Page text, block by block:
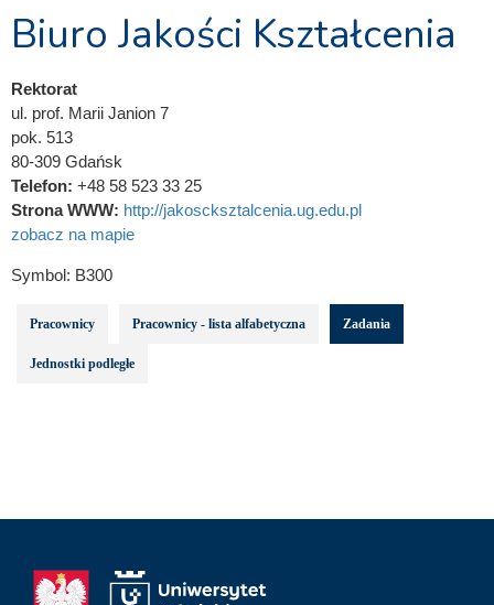
Biuro Jakości Kształcenia
Rektorat
ul. prof. Marii Janion 7
pok. 513
80-309 Gdańsk
Telefon: +48 58 523 33 25
Strona WWW: http://jakoscksztalcenia.ug.edu.pl
zobacz na mapie
Symbol: B300
Pracownicy Pracownicy - lista alfabetyczna Zadania
Jednostki podległe